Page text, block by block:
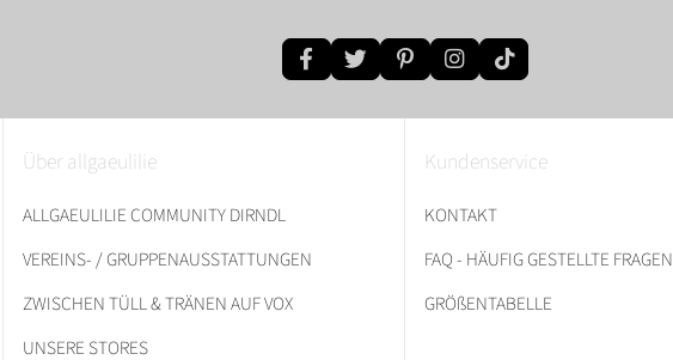
Über allgaeulilie
ALLGAEULILIE COMMUNITY DIRNDL
VEREINS- / GRUPPENAUSSTATTUNGEN
ZWISCHEN TÜLL & TRÄNEN AUF VOX
UNSERE STORES
Kundenservice
KONTAKT
FAQ - HÄUFIG GESTELLTE FRAGEN
GRÖßENTABELLE